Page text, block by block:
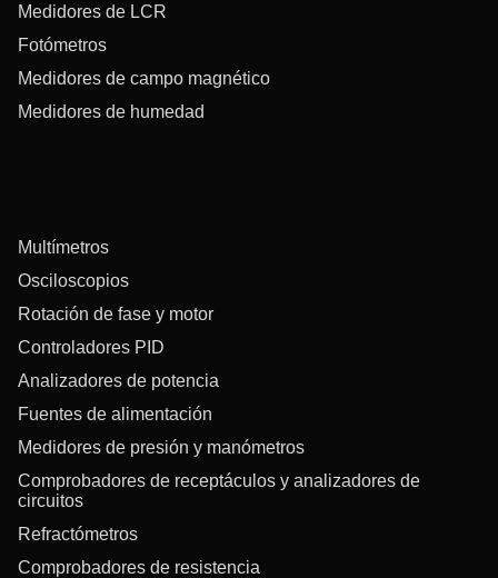
Medidores de LCR
Fotómetros
Medidores de campo magnético
Medidores de humedad
Multímetros
Osciloscopios
Rotación de fase y motor
Controladores PID
Analizadores de potencia
Fuentes de alimentación
Medidores de presión y manómetros
Comprobadores de receptáculos y analizadores de
circuitos
Refractómetros
Comprobadores de resistencia